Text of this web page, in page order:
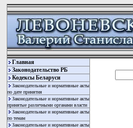
Главная
Законодательство РБ
Кодексы Беларуси
Законодательные и нормативные акты
по дате принятия
Законодательные и нормативные акты
принятые различными органами власти
Законодательные и нормативные акты
по темам
Законодательные и нормативные акты